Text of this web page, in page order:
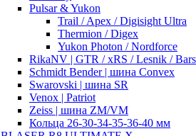
Pulsar & Yukon
Trail / Apex / Digisight Ultra
Thermion / Digex
Yukon Photon / Nordforce
RikaNV | GTR / xRS / Lesnik /
Schmidt Bender | шина Convex
Swarovski | шина SR
Venox | Patriot
Zeiss | шина ZM/VM
Кольца 26-30-34-35-36-40 мм